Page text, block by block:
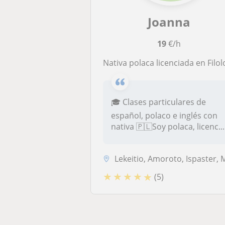
Joanna
19€/h
Nativa polaca licenciada en Filologia Hispánica (con C1 en inglés, B2 en italiano, B1 en francés, A2 en ruso, A2 en euskera, A1 en alemán) imparte clases particulares de español, polaco e
🎓 Clases particulares de
español, polaco e inglés con
nativa 🇵🇱Soy polaca, licenc...
Lekeitio, Amoroto, Ispaster,
★ ★ ★ ★ ★ (5)